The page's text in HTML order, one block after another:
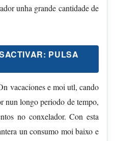
unha grande cantidade de
PULSA
vacaciones e moi utl, cando
nun longo periodo de tempo,
no conxelador. Con esta
un consumo moi baixo e